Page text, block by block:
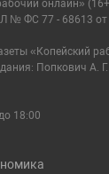
онлайн»
№ ФС 77 - 68613 от
«Копейский
Попкович А. Г.
18:00